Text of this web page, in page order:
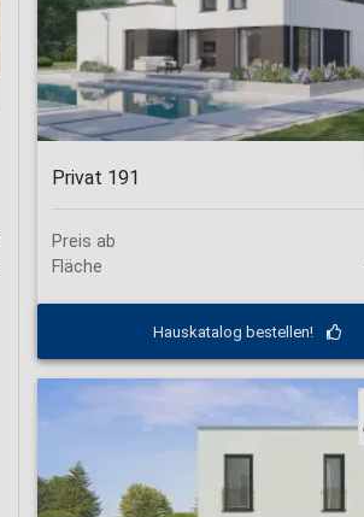
Privat 191
Preis ab
Fläche
Hauskatalog bestellen!